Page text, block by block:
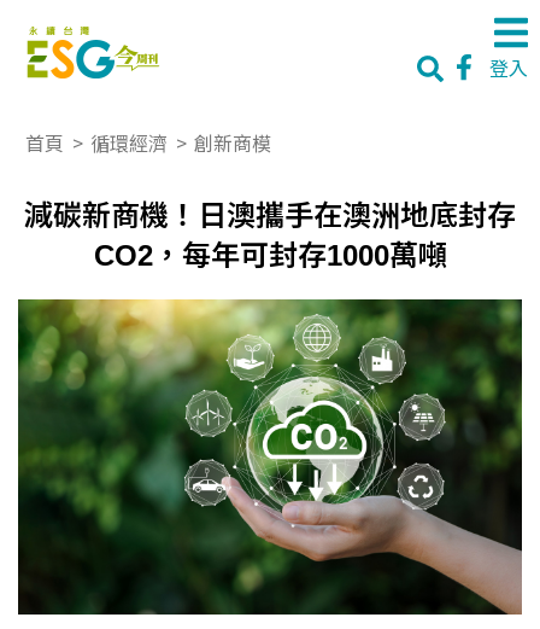
登入
首頁 > 循環經濟 > 創新商模
減碳新商機！日澳攜手在澳洲地底封存
CO2，每年可封存1000萬噸